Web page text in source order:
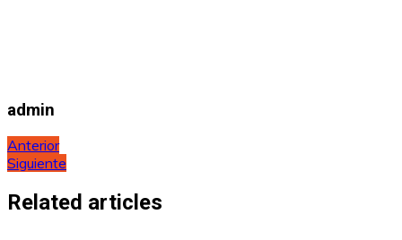
admin
Navegación
de
entradas
Anterior
Siguiente
Related articles